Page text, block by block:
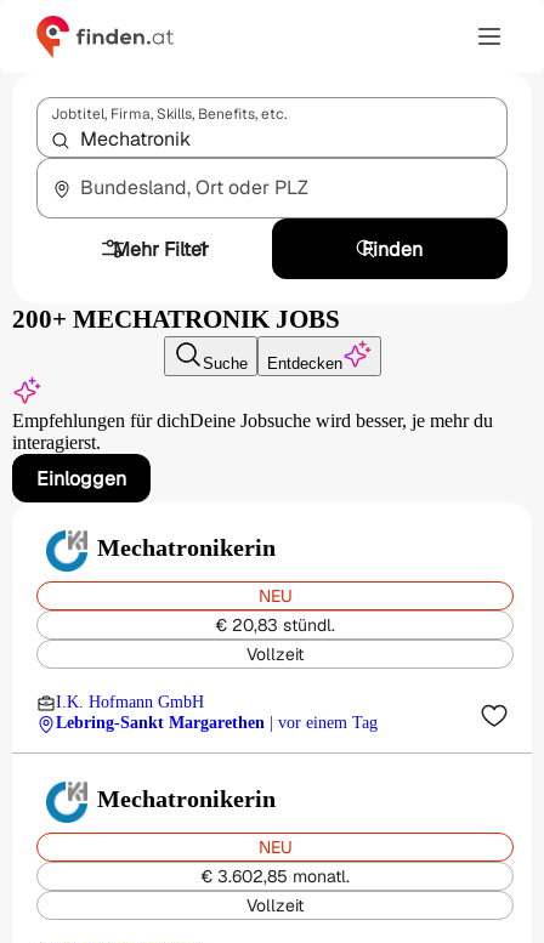
Jobtitel, Firma, Skills, Benefits, etc.
Bundesland, Ort oder PLZ
Mehr Filter
1 Finden
200+ MECHATRONIK JOBS
Suche Entdecken
Empfehlungen für dichDeine Jobsuche wird besser, je mehr du
interagierst.
Einloggen
Mechatronikerin
NEU
€ 20,83 stündl.
Vollzeit
I.K. Hofmann GmbH
Lebring-Sankt Margarethen
| vor einem Tag
Mechatronikerin
NEU
€ 3.602,85 monatl.
Vollzeit